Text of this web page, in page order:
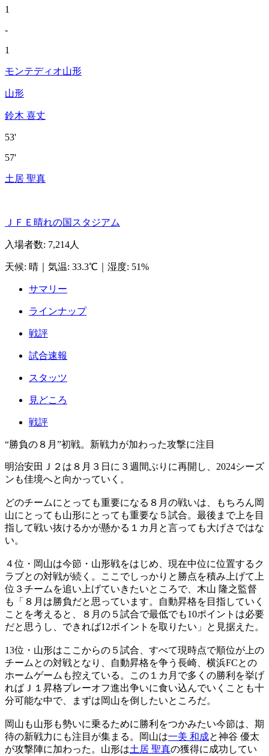
1
-
1
モンテディオ山形
山形
鈴木 喜丈
53'
57'
土居 聖真
ＪＦＥ晴れの国スタジアム
入場者数: 7,214人
天候: 晴 気温: 33.3℃ 湿度: 51%
サマリー
ラインナップ
戦評
試合速報
スタッツ
見どころ
戦評
“勝負の８月”初戦。新戦力が加わった攻撃に注目
明治安田Ｊ２は８月３日に３週間ぶりに再開し、2024シーズ
ンも佳境へと向かっていく。
どのチームにとっても重要になる８月の戦いは、もちろん岡
山にとっても山形にとっても重要な５試合。最後まで上を目
指して戦い抜けるかが懸かる１カ月と言っても大げさではな
い。
４位・岡山は今節・山形戦をはじめ、現在中位に位置するク
ラブとの対戦が続く。ここでしっかりと勝点を積み上げて上
位３チームを追い上げていきたいところで、木山 隆之監督
も「８月は勝負だと思っています。自動昇格を目指していく
ことを考えると、８月の５試合で最低でも10ポイントは必要
だと思うし、できれば12ポイントを取りたい」と見据えた。
13位・山形はここからの５試合、すべて現時点で順位が上の
チームとの対戦となり、自動昇格を争う長崎、横浜FCとの
ホームゲームも控えている。この１カ月で多くの勝利を挙げ
ればＪ１昇格プレーオフ進出争いに食い込んでいくことも十
分可能な中で、まずは岡山を倒したいところだ。
岡山も山形も勢いに乗るために勝利をつかみたい今節は、期
待の新戦力にも注目が集まる。岡山は一美 和成と神谷 優太
が攻撃陣に加わった。山形は土居 聖真の獲得に成功してい